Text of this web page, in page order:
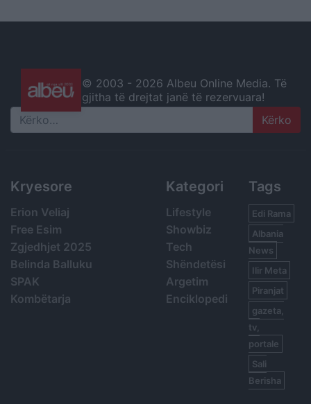
© 2003 - 2026 Albeu Online Media. Të
gjitha të drejtat janë të rezervuara!
Search
Kryesore
Erion Veliaj
Free Esim
Zgjedhjet 2025
Belinda Balluku
SPAK
Kombëtarja
Kategori
Lifestyle
Showbiz
Tech
Shëndetësi
Argetim
Enciklopedi
Tags
Edi Rama
Albania
News
Ilir Meta
Piranjat
gazeta,
tv,
portale
Sali
Berisha